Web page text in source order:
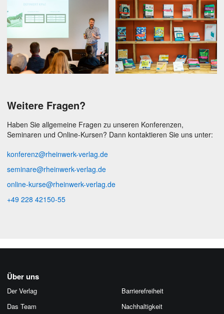
Weitere Fragen?
Haben Sie allgemeine Fragen zu unseren Konferenzen,
Seminaren und Online-Kursen? Dann kontaktieren Sie uns unter:
konferenz@rheinwerk-verlag.de
seminare@rheinwerk-verlag.de
online-kurse@rheinwerk-verlag.de
+49 228 42150-55
Über uns
Der Verlag
Das Team
Barrierefreiheit
Nachhaltigkeit